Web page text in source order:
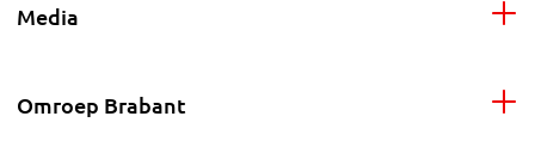
Media
Omroep Brabant